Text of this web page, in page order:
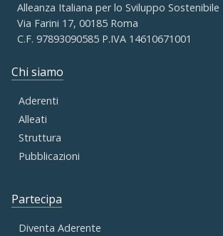
Alleanza Italiana per lo Sviluppo Sostenibile
Via Farini 17, 00185 Roma
C.F. 97893090585 P.IVA 14610671001
Chi siamo
Aderenti
Alleati
Struttura
Pubblicazioni
Partecipa
Diventa Aderente